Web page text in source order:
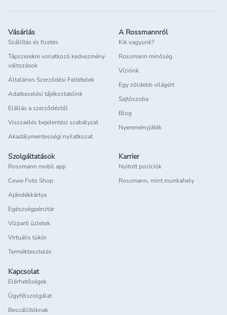
Vásárlás
Szállítás és fizetés
Tápszerekre vonatkozó kedvezmény
változások
Általános Szerződési Feltételek
Adatkezelési tájékoztatóink
Elállás a szerződéstől
Visszaélés bejelentési szabályzat
Akadálymentességi nyilatkozat
A Rossmannról
Kik vagyunk?
Rossmann minőség
Víziónk
Egy zöldebb világért
Sajtószoba
Blog
Nyereményjáték
Szolgáltatások
Rossmann mobil app
Cewe Foto Shop
Ajándékkártya
Egészségpénztár
Vízparti üzletek
Virtuális tükör
Terméktesztelés
Karrier
Nyitott pozíciók
Rossmann, mint munkahely
Kapcsolat
Elérhetőségek
Ügyfélszolgálat
Beszállítóknak